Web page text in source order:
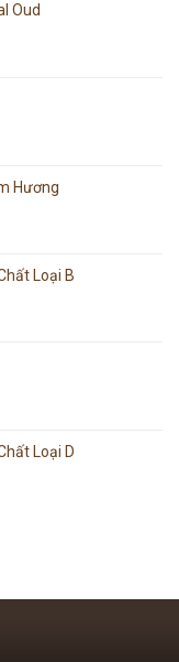
Oud
Hương
Loại B
Loại D